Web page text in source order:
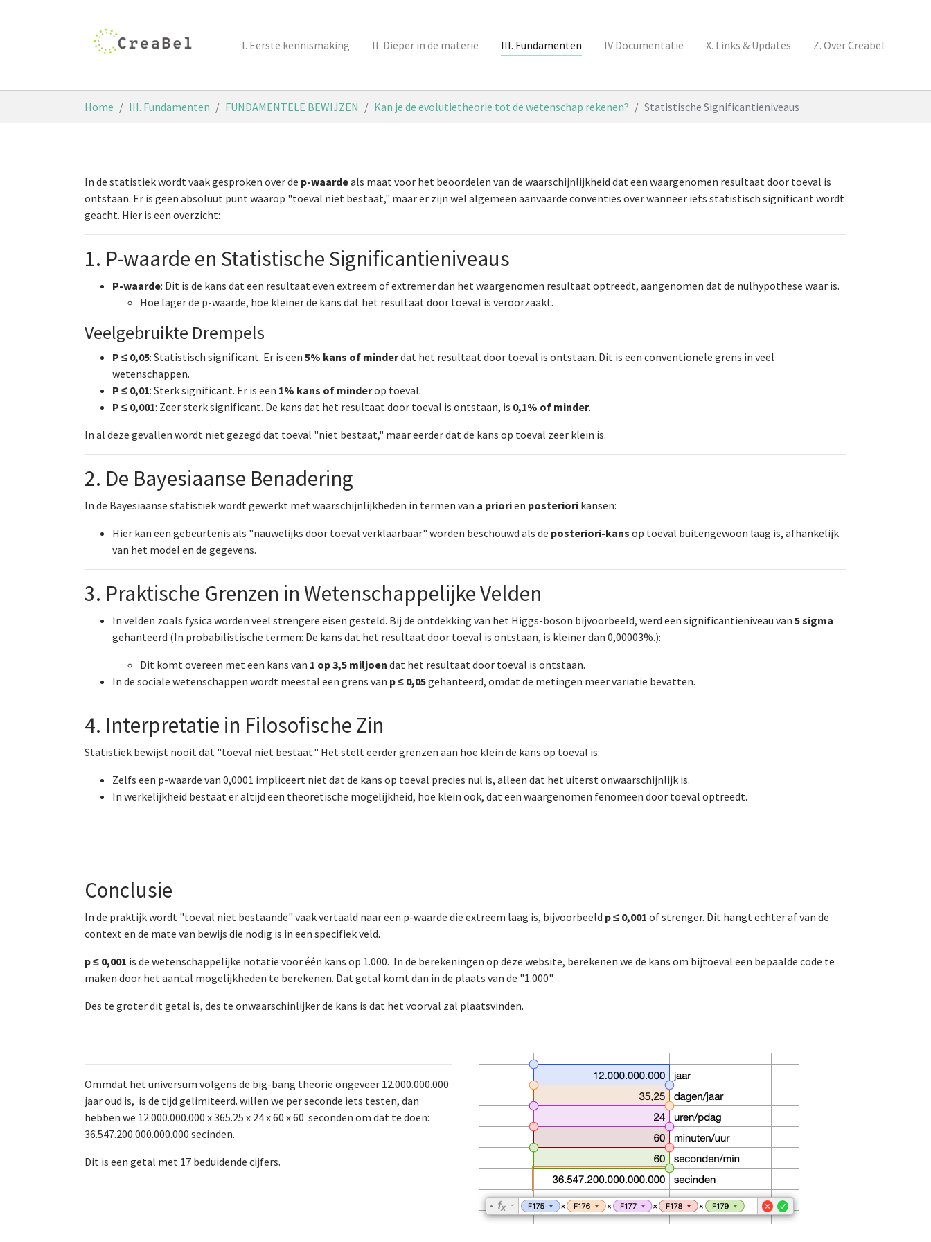
I. Eerste kennismaking II. Dieper in de materie III. Fundamenten IV Documentatie X. Links & Updates Z. Over Creabel
Home III. Fundamenten FUNDAMENTELE BEWIJZEN Kan je de evolutietheorie tot de wetenschap rekenen? Statistische Significantieniveaus
In de statistiek wordt vaak gesproken over de p-waardeals maat voor het beoordelen van de waarschijnlijkheid dat een waargenomen resultaat door toeval is
ontstaan. Er is geen absoluut punt waarop "toeval niet bestaat," maar er zijn wel algemeen aanvaarde conventies over wanneer iets statistisch significant wordt
geacht. Hier is een overzicht:
1. P-waarde en Statistische Significantieniveaus
P-waarde: Dit is de kans dat een resultaat even extreem of extremer dan het waargenomen resultaat optreedt, aangenomen dat de nulhypothese waar is.
Hoe lager de p-waarde, hoe kleiner de kans dat het resultaat door toeval is veroorzaakt.
Veelgebruikte Drempels
P ≤ 0,05: Statistisch significant. Er is een 5% kans of minderdat het resultaat door toeval is ontstaan. Dit is een conventionele grens in veel
wetenschappen.
P ≤ 0,01: Sterk significant. Er is een 1% kans of minderop toeval.
P ≤ 0,001: Zeer sterk significant. De kans dat het resultaat door toeval is ontstaan, is 0,1% of minder.
In al deze gevallen wordt niet gezegd dat toeval "niet bestaat," maar eerder dat de kans op toeval zeer klein is.
2. De Bayesiaanse Benadering
In de Bayesiaanse statistiek wordt gewerkt met waarschijnlijkheden in termen van a priorien posteriori kansen:
Hier kan een gebeurtenis als "nauwelijks door toeval verklaarbaar" worden beschouwd als de posteriori-kans op toeval buitengewoon laag is, afhankelijk
van het model en de gegevens.
3. Praktische Grenzen in Wetenschappelijke Velden
In velden zoals fysica worden veel strengere eisen gesteld. Bij de ontdekking van het Higgs-boson bijvoorbeeld, werd een significantieniveau van 5 sigma
gehanteerd (In probabilistische termen: De kans dat het resultaat door toeval is ontstaan, is kleiner dan 0,00003%.):
Dit komt overeen met een kans van 1 op 3,5 miljoen dat het resultaat door toeval is ontstaan.
In de sociale wetenschappen wordt meestal een grens van p ≤ 0,05gehanteerd, omdat de metingen meer variatie bevatten.
4. Interpretatie in Filosofische Zin
Statistiek bewijst nooit dat "toeval niet bestaat." Het stelt eerder grenzen aan hoe klein de kans op toeval is:
Zelfs een p-waarde van 0,0001 impliceert niet dat de kans op toeval precies nul is, alleen dat het uiterst onwaarschijnlijk is.
In werkelijkheid bestaat er altijd een theoretische mogelijkheid, hoe klein ook, dat een waargenomen fenomeen door toeval optreedt.
Conclusie
In de praktijk wordt "toeval niet bestaande" vaak vertaald naar een p-waarde die extreem laag is, bijvoorbeeld p ≤ 0,001 of strenger. Dit hangt echter af van de
context en de mate van bewijs die nodig is in een specifiek veld.
p ≤ 0,001 is de wetenschappelijke notatie voor één kans op 1.000. In de berekeningen op deze website, berekenen we de kans om bijtoeval een bepaalde code te
maken door het aantal mogelijkheden te berekenen. Dat getal komt dan in de plaats van de "1.000".
Des te groter dit getal is, des te onwaarschinlijker de kans is dat het voorval zal plaatsvinden.
Ommdat het universum volgens de big-bang theorie ongeveer 12.000.000.000
jaar oud is, is de tijd gelimiteerd. willen we per seconde iets testen, dan
hebben we 12.000.000.000 x 365.25 x 24 x 60 x 60 seconden om dat te doen:
36.547.200.000.000.000 secinden.
Dit is een getal met 17 beduidende cijfers.